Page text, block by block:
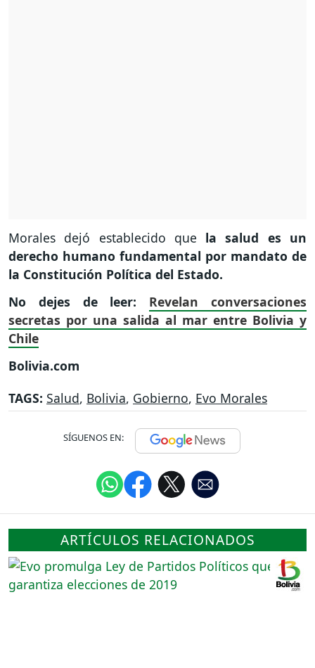
Morales dejó establecido que la salud es un
derecho humano fundamental por mandato de
la Constitución Política del Estado.
No dejes de leer: Revelan conversaciones
secretas por una salida al mar entre Bolivia y
Chile
Bolivia.com
TAGS: Salud, Bolivia, Gobierno, Evo Morales
SÍGUENOS EN:
ARTÍCULOS RELACIONADOS